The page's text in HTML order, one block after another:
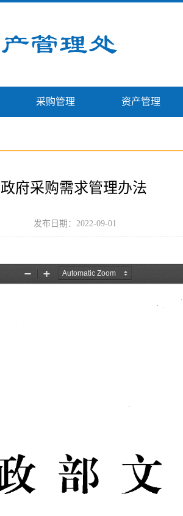
采购管理 资产管理
政府采购需求管理办法
发布日期：2022-09-01